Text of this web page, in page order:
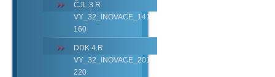
ČJL 3.R
VY_32_INOVACE_141-
160
DDK 4.R
VY_32_INOVACE_201-
220